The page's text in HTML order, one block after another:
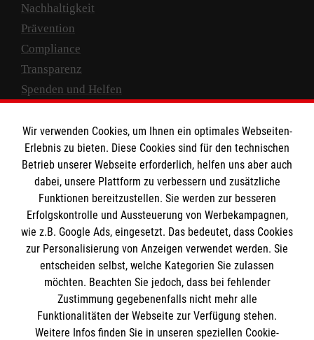
Nachhaltigkeit
Prävention
Compliance
Transparenz
Spenden und Helfen
Empfänger: Malteser Hilfsdienst e.V.
IBAN: DE10 3706 0120 1201 2000 12
BIC: GENODED 1PA7
Wir verwenden Cookies, um Ihnen ein optimales Webseiten-
Erlebnis zu bieten. Diese Cookies sind für den technischen
Betrieb unserer Webseite erforderlich, helfen uns aber auch
dabei, unsere Plattform zu verbessern und zusätzliche
Funktionen bereitzustellen. Sie werden zur besseren
Erfolgskontrolle und Aussteuerung von Werbekampagnen,
wie z.B. Google Ads, eingesetzt. Das bedeutet, dass Cookies
zur Personalisierung von Anzeigen verwendet werden. Sie
entscheiden selbst, welche Kategorien Sie zulassen
möchten. Beachten Sie jedoch, dass bei fehlender
Zustimmung gegebenenfalls nicht mehr alle
Funktionalitäten der Webseite zur Verfügung stehen.
Weitere Infos finden Sie in unseren speziellen Cookie-